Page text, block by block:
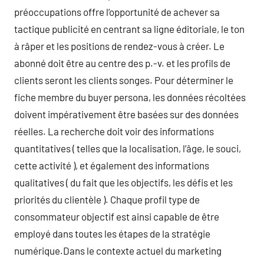
préoccupations offre l’opportunité de achever sa
tactique publicité en centrant sa ligne éditoriale, le ton
à râper et les positions de rendez-vous à créer. Le
abonné doit être au centre des p.-v. et les profils de
clients seront les clients songes. Pour déterminer le
fiche membre du buyer persona, les données récoltées
doivent impérativement être basées sur des données
réelles. La recherche doit voir des informations
quantitatives ( telles que la localisation, l’âge, le souci,
cette activité ), et également des informations
qualitatives ( du fait que les objectifs, les défis et les
priorités du clientèle ). Chaque profil type de
consommateur objectif est ainsi capable de être
employé dans toutes les étapes de la stratégie
numérique.Dans le contexte actuel du marketing